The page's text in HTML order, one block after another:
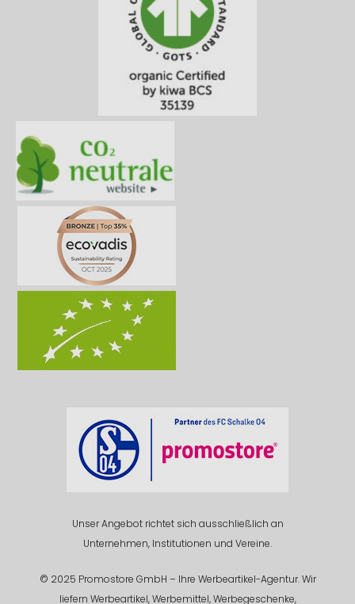
Unser Angebot richtet sich ausschließlich an
Unternehmen, Institutionen und Vereine.
© 2025 Promostore GmbH – Ihre Werbeartikel-Agentur. Wir
liefern Werbeartikel, Werbemittel, Werbegeschenke,